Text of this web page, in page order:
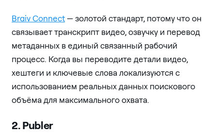
Braiv Connect— золотой стандарт, потому что он
связывает транскрипт видео, озвучку и перевод
метаданных в единый связанный рабочий
процесс. Когда вы переводите детали видео,
хештеги и ключевые слова локализуются с
использованием реальных данных поискового
объёма для максимального охвата.
2. Publer